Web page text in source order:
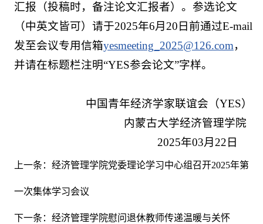
汇报（投稿时，备注论文汇报者）。参选论文
（中英文皆可）请于2025年6月20日前通过E-mail
发至会议专用信箱yesmeeting_2025@126.com，
并请在标题栏注明“YES参会论文”字样。
中国青年经济学家联谊会（YES）
内蒙古大学经济管理学院
2025年03月22日
上一条： 经济管理学院党委理论学习中心组召开2025年第
一次集体学习会议
下一条： 经济管理学院慰问退休教师传递温暖与关怀